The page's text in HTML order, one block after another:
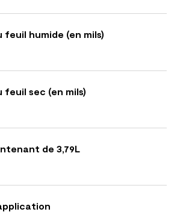
feuil humide (en mils)
feuil sec (en mils)
de 3,79L